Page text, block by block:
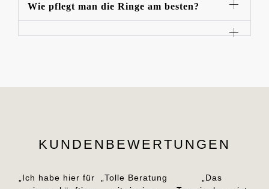
Wie pflegt man die Ringe am besten?
KUNDENBEWERTUNGEN
„Ich habe hier für
„Tolle Beratung
„Das